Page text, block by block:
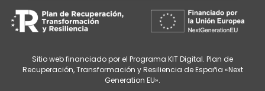
Sitio web financiado por el Programa KIT Digital. Plan de
Recuperación, Transformación y Resiliencia de España «Next
Generation EU».